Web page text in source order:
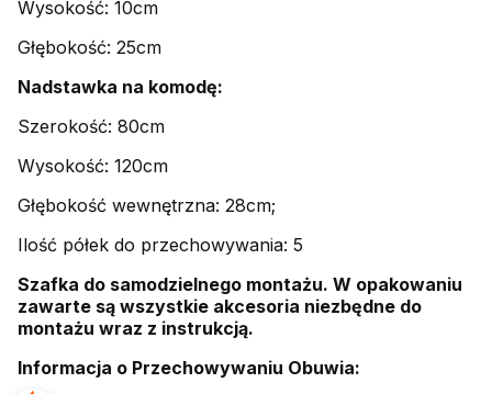
Wysokość: 10cm
Głębokość: 25cm
Nadstawka na komodę:
Szerokość: 80cm
Wysokość: 120cm
Głębokość wewnętrzna: 28cm;
Ilość półek do przechowywania: 5
Szafka do samodzielnego montażu. W opakowaniu
zawarte są wszystkie akcesoria niezbędne do
montażu wraz z instrukcją.
Informacja o Przechowywaniu Obuwia: